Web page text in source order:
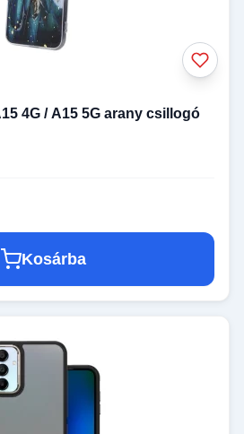
4G / A15 5G arany csillogó
Kosárba